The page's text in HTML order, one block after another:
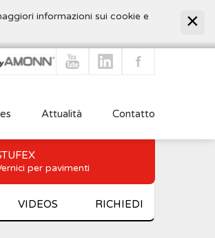
informazioni sui cookie e
Attualità Contatto
VIDEOS RICHIEDI
per pavimenti